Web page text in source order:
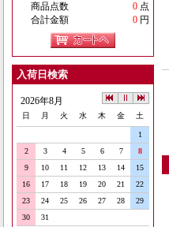
商品点数 0 点
合計金額
0 円
入荷日検索
2026年8月
日 月 火 水 木 金 土
1
2
3 4 5 6 7
8
9
10 11 12 13 14
15
16
17 18 19 20 21
22
23
24 25 26 27 28
29
30
31